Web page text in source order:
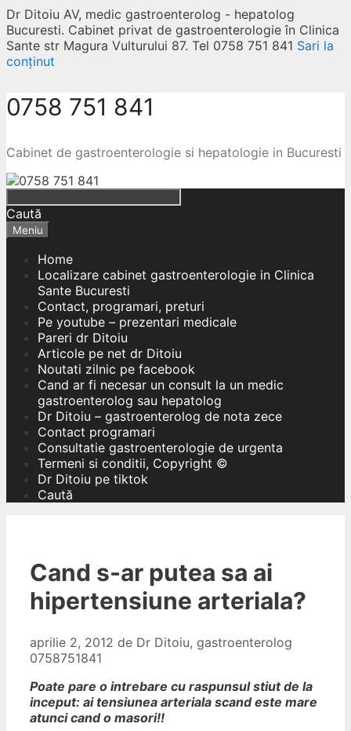
Dr Ditoiu AV, medic gastroenterolog - hepatolog
Bucuresti. Cabinet privat de gastroenterologie în Clinica
Sante str Magura Vulturului 87. Tel 0758 751 841 Sari la
conținut
0758 751 841
Cabinet de gastroenterologie si hepatologie in Bucuresti
Caută
Meniu
Home
Localizare cabinet gastroenterologie in Clinica
Sante Bucuresti
Contact, programari, preturi
Pe youtube – prezentari medicale
Pareri dr Ditoiu
Articole pe net dr Ditoiu
Noutati zilnic pe facebook
Cand ar fi necesar un consult la un medic
gastroenterolog sau hepatolog
Dr Ditoiu – gastroenterolog de nota zece
Contact programari
Consultatie gastroenterologie de urgenta
Termeni si conditii, Copyright ©
Dr Ditoiu pe tiktok
Caută
Cand s-ar putea sa ai
hipertensiune arteriala?
aprilie 2, 2012 de Dr Ditoiu, gastroenterolog
0758751841
Poate pare o intrebare cu raspunsul stiut de la
inceput: ai tensiunea arteriala scand este mare
atunci cand o masori!!